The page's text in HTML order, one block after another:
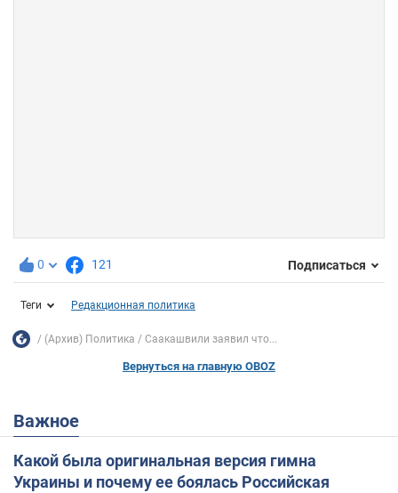
0 121 Подписаться
Теги Редакционная политика
(Архив) Политика Саакашвили заявил что...
Вернуться на главную OBOZ
Важное
Какой была оригинальная версия гимна
Украины и почему ее боялась Российская